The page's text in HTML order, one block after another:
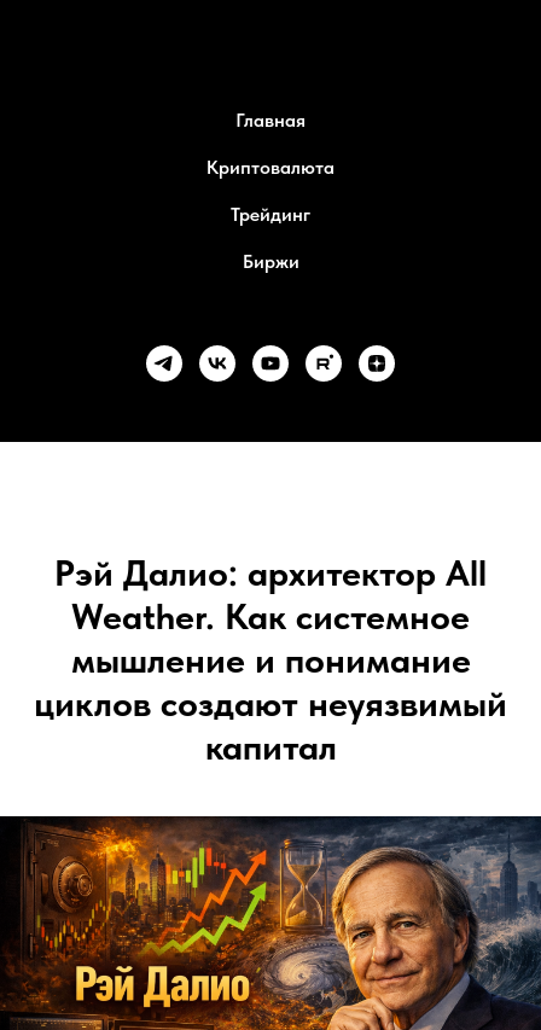
Главная
Криптовалюта
Трейдинг
Биржи
Рэй Далио: архитектор All
Weather. Как системное
мышление и понимание
циклов создают неуязвимый
капитал